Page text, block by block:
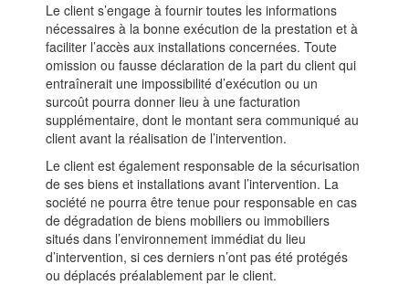
Le client s’engage à fournir toutes les informations
nécessaires à la bonne exécution de la prestation et à
faciliter l’accès aux installations concernées. Toute
omission ou fausse déclaration de la part du client qui
entraînerait une impossibilité d’exécution ou un
surcoût pourra donner lieu à une facturation
supplémentaire, dont le montant sera communiqué au
client avant la réalisation de l’intervention.
Le client est également responsable de la sécurisation
de ses biens et installations avant l’intervention. La
société ne pourra être tenue pour responsable en cas
de dégradation de biens mobiliers ou immobiliers
situés dans l’environnement immédiat du lieu
d’intervention, si ces derniers n’ont pas été protégés
ou déplacés préalablement par le client.